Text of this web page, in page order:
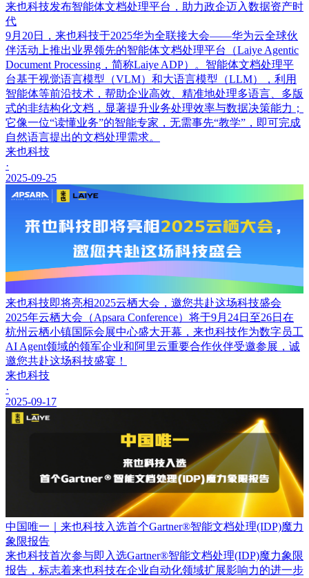
来也科技发布智能体文档处理平台，助力政企迈入数据资产时
代
9月20日，来也科技于2025华为全联接大会——华为云全球伙
伴活动上推出业界领先的智能体文档处理平台（Laiye Agentic
Document Processing，简称Laiye ADP）。智能体文档处理平
台基于视觉语言模型（VLM）和大语言模型（LLM），利用
智能体等前沿技术，帮助企业高效、精准地处理多语言、多版
式的非结构化文档，显著提升业务处理效率与数据决策能力；
它像一位“读懂业务”的智能专家，无需事先“教学”，即可完成
自然语言提出的文档处理需求。
来也科技
·
2025-09-25
来也科技即将亮相2025云栖大会，邀您共赴这场科技盛会
2025年云栖大会（Apsara Conference）将于9月24日至26日在
杭州云栖小镇国际会展中心盛大开幕，来也科技作为数字员工
AI Agent领域的领军企业和阿里云重要合作伙伴受邀参展，诚
邀您共赴这场科技盛宴！
来也科技
·
2025-09-17
中国唯一｜来也科技入选首个Gartner®智能文档处理(IDP)魔力
象限报告
来也科技首次参与即入选Gartner®智能文档处理(IDP)魔力象限
报告，标志着来也科技在企业自动化领域扩展影响力的进一步